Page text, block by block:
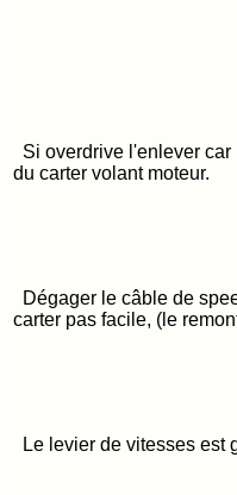
Si overdrive l'enlever
du carter volant moteur.
Dégager le câble de
carter pas facile, (le
Le levier de vitesses est